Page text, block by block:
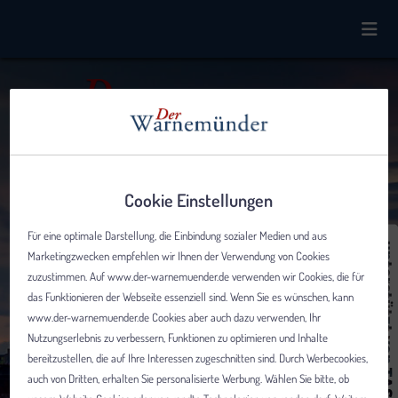
Cookie Einstellungen
Für eine optimale Darstellung, die Einbindung sozialer Medien und aus
Marketingzwecken empfehlen wir Ihnen der Verwendung von Cookies
zuzustimmen. Auf www.der-warnemuender.de verwenden wir Cookies, die für
das Funktionieren der Webseite essenziell sind. Wenn Sie es wünschen, kann
www.der-warnemuender.de Cookies aber auch dazu verwenden, Ihr
Nutzungserlebnis zu verbessern, Funktionen zu optimieren und Inhalte
bereitzustellen, die auf Ihre Interessen zugeschnitten sind. Durch Werbecookies,
auch von Dritten, erhalten Sie personalisierte Werbung. Wählen Sie bitte, ob